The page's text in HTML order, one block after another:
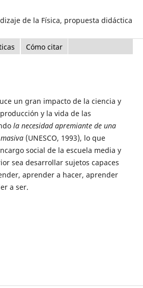
de la Física, propuesta didáctica
Cómo citar
un gran impacto de la ciencia y
y la vida de las
la necesidad apremiante de una
(UNESCO, 1993), lo que
social de la escuela media y
sea desarrollar sujetos capaces
aprender a hacer, aprender
a ser.